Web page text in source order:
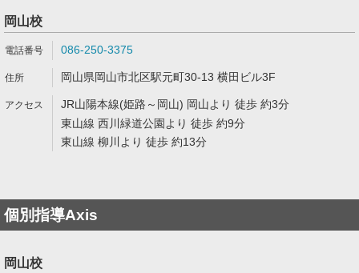
岡山校
086-250-3375
岡山県岡山市北区駅元町30-13 横田ビル3F
JR山陽本線(姫路～岡山) 岡山より 徒歩 約3分
東山線 西川緑道公園より 徒歩 約9分
東山線 柳川より 徒歩 約13分
個別指導Axis
岡山校